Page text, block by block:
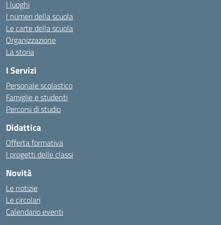
I luoghi
I numeri della scuola
Le carte della scuola
Organizzazione
La storia
I Servizi
Personale scolastico
Famiglie e studenti
Percorsi di studio
Didattica
Offerta formativa
I progetti delle classi
Novità
Le notizie
Le circolari
Calendario eventi